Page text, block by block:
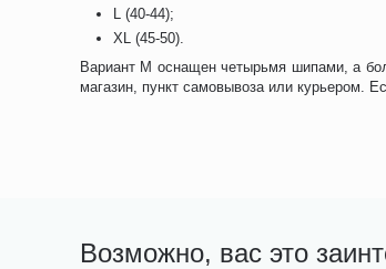
L (40-44);
XL (45-50).
Вариант M оснащен четырьмя шипами, а
магазин, пункт самовывоза или курьером.
Возможно, вас это